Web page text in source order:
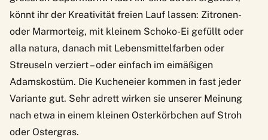
könnt ihr der Kreativität freien Lauf lassen: Zitronen-
oder Marmorteig, mit kleinem Schoko-Ei gefüllt oder
alla natura, danach mit Lebensmittelfarben oder
Streuseln verziert – oder einfach im eimäßigen
Adamskostüm. Die Kucheneier kommen in fast jeder
Variante gut. Sehr adrett wirken sie unserer Meinung
nach etwa in einem kleinen Osterkörbchen auf Stroh
oder Ostergras.